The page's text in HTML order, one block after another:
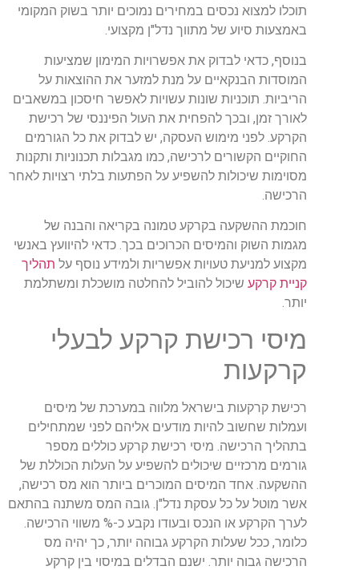
תוכלו למצוא נכסים במחירים נמוכים יותר בשוק המקומי
באמצעות סיוע של מתווך נדל"ן מקצועי.
בנוסף, כדאי לבדוק את אפשרויות המימון שמציעות
המוסדות הבנקאיים על מנת למזער את ההוצאות על
הריביות. תוכניות שונות עשויות לאפשר חיסכון במשאבים
לאורך זמן, ובכך להפחית את העול הפיננסי של רכישת
הקרקע. לפני מימוש העסקה, יש לבדוק את כל הגורמים
החוקיים הקשורים לרכישה, כמו מגבלות תכנוניות ותקנות
מסוימות שיכולות להשפיע על הפתעות בלתי רצויות לאחר
הרכישה.
חוכמת ההשקעה בקרקע טמונה בקריאה והבנה של
מגמות השוק והמיסים הכרוכים בכך. כדאי להיוועץ באנשי
מקצוע למניעת טעויות אפשריות ולמידע נוסף על תהליך
קניית קרקע שיכול להוביל להחלטה מושכלת ומשתלמת
יותר.
מיסי רכישת קרקע לבעלי
קרקעות
רכישת קרקעות בישראל מלווה במערכת של מיסים
ועמלות שחשוב להיות מודעים אליהם לפני שמתחילים
בתהליך הרכישה. מיסי רכישת קרקע כוללים מספר
גורמים מרכזיים שיכולים להשפיע על העלות הכוללת של
ההשקעה. אחד המיסים המוכרים ביותר הוא מס רכישה,
אשר מוטל על כל עסקת נדל"ן. גובה המס משתנה בהתאם
לערך הקרקע או הנכס ובעודו נקבע כ-% משווי הרכישה.
כלומר, ככל שעלות הקרקע גבוהה יותר, כך יהיה מס
הרכישה גבוה יותר. ישנם הבדלים במיסוי בין קרקע